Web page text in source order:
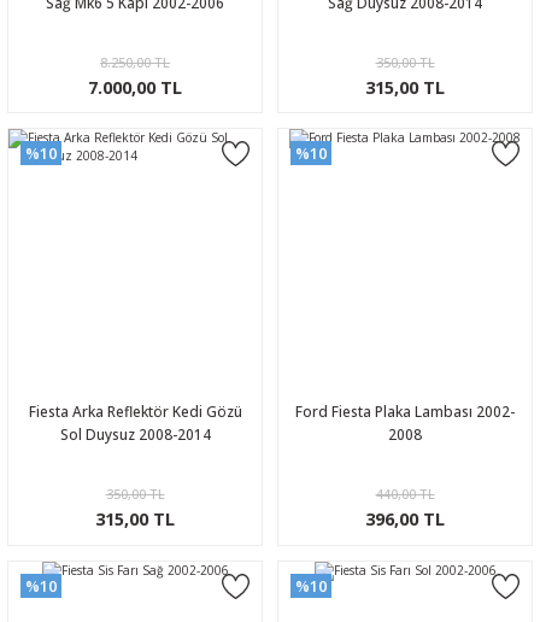
8.250,00 TL
7.000,00 TL
350,00 TL
315,00 TL
%10
Fiesta Arka Reflektör Kedi Gözü
Sol Duysuz 2008-2014
350,00 TL
315,00 TL
%10
Ford Fiesta Plaka Lambası 2002-
2008
440,00 TL
396,00 TL
%10 %10